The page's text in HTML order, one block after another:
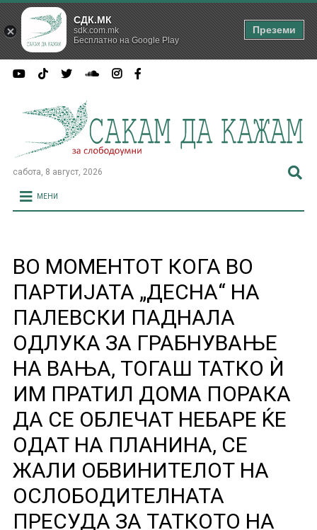
сабота, 8 август, 2026
МЕНИ
ВО МОМЕНТОТ КОГА ВО
ПАРТИЈАТА „ДЕСНА“ НА
ПАЛЕВСКИ ПАДНАЛА
ОДЛУКА ЗА ГРАБНУВАЊЕ
НА ВАЊА, ТОГАШ ТАТКО Ѝ
ИМ ПРАТИЛ ДОМА ПОРАКА
ДА СЕ ОБЛЕЧАТ НЕБАРЕ ЌЕ
ОДАТ НА ПЛАНИНА, СЕ
ЖАЛИ ОБВИНИТЕЛОТ НА
ОСЛОБОДИТЕЛНАТА
ПРЕСУДА ЗА ТАТКОТО НА
СДК.МК
sdk.com.mk
Бесплатно на Google Play
Преземи